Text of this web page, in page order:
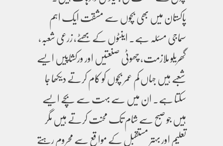
پاکستان میں بھی بچوں سے مشقت ایک اہم
سماجی مسئلہ ہے۔ اینٹوں کے بھٹے، زرعی شعبہ،
گھریلو ملازمت، چھوٹی صنعتیں اور ورکشاپیں ایسے
شعبے ہیں جہاں کم عمر بچوں کو کام کرتے دیکھا جا
سکتا ہے۔ ان میں سے بہت سے بچے ایسے
ہیں جو صبح سے شام تک محنت کرتے ہیں مگر
تعلیم اور بہتر مستقبل کے مواقع سے محروم رہتے